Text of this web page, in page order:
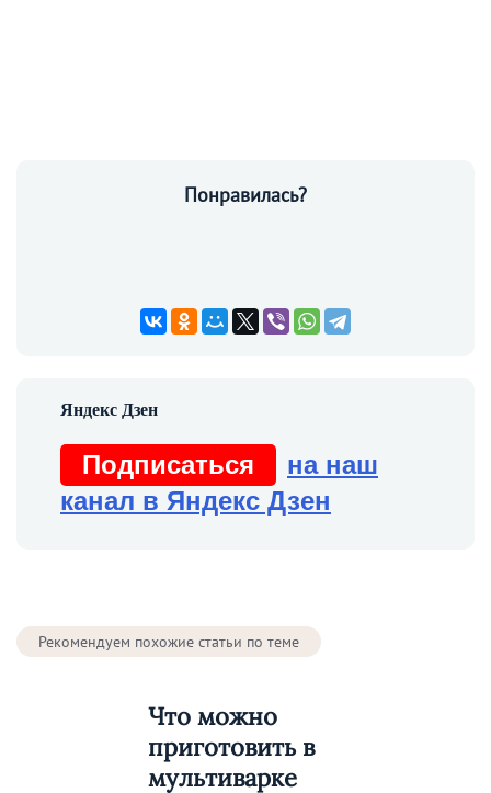
Понравилась?
Подписаться
на наш
канал в Яндекс Дзен
Рекомендуем похожие статьи по теме
Что можно
приготовить в
мультиварке